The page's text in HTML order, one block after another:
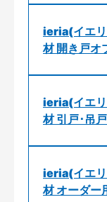
ieria(イエリ
材 開き戸オ
ieria(イエリ
材 引戸･吊
ieria(イエリ
材 オーダー